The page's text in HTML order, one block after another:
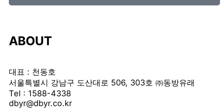
ABOUT
대표 : 천동호
서울특별시 강남구 도산대로 506, 303호 ㈜동방유래
Tel : 1588-4338
dbyr@dbyr.co.kr